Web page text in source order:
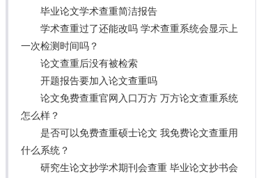
毕业论文学术查重简洁报告
学术查重过了还能改吗 学术查重系统会显示上
一次检测时间吗？
论文查重后没有被检索
开题报告要加入论文查重吗
论文免费查重官网入口万方 万方论文查重系统
怎么样？
是否可以免费查重硕士论文 我免费论文查重用
什么系统？
研究生论文抄学术期刊会查重 毕业论文抄书会